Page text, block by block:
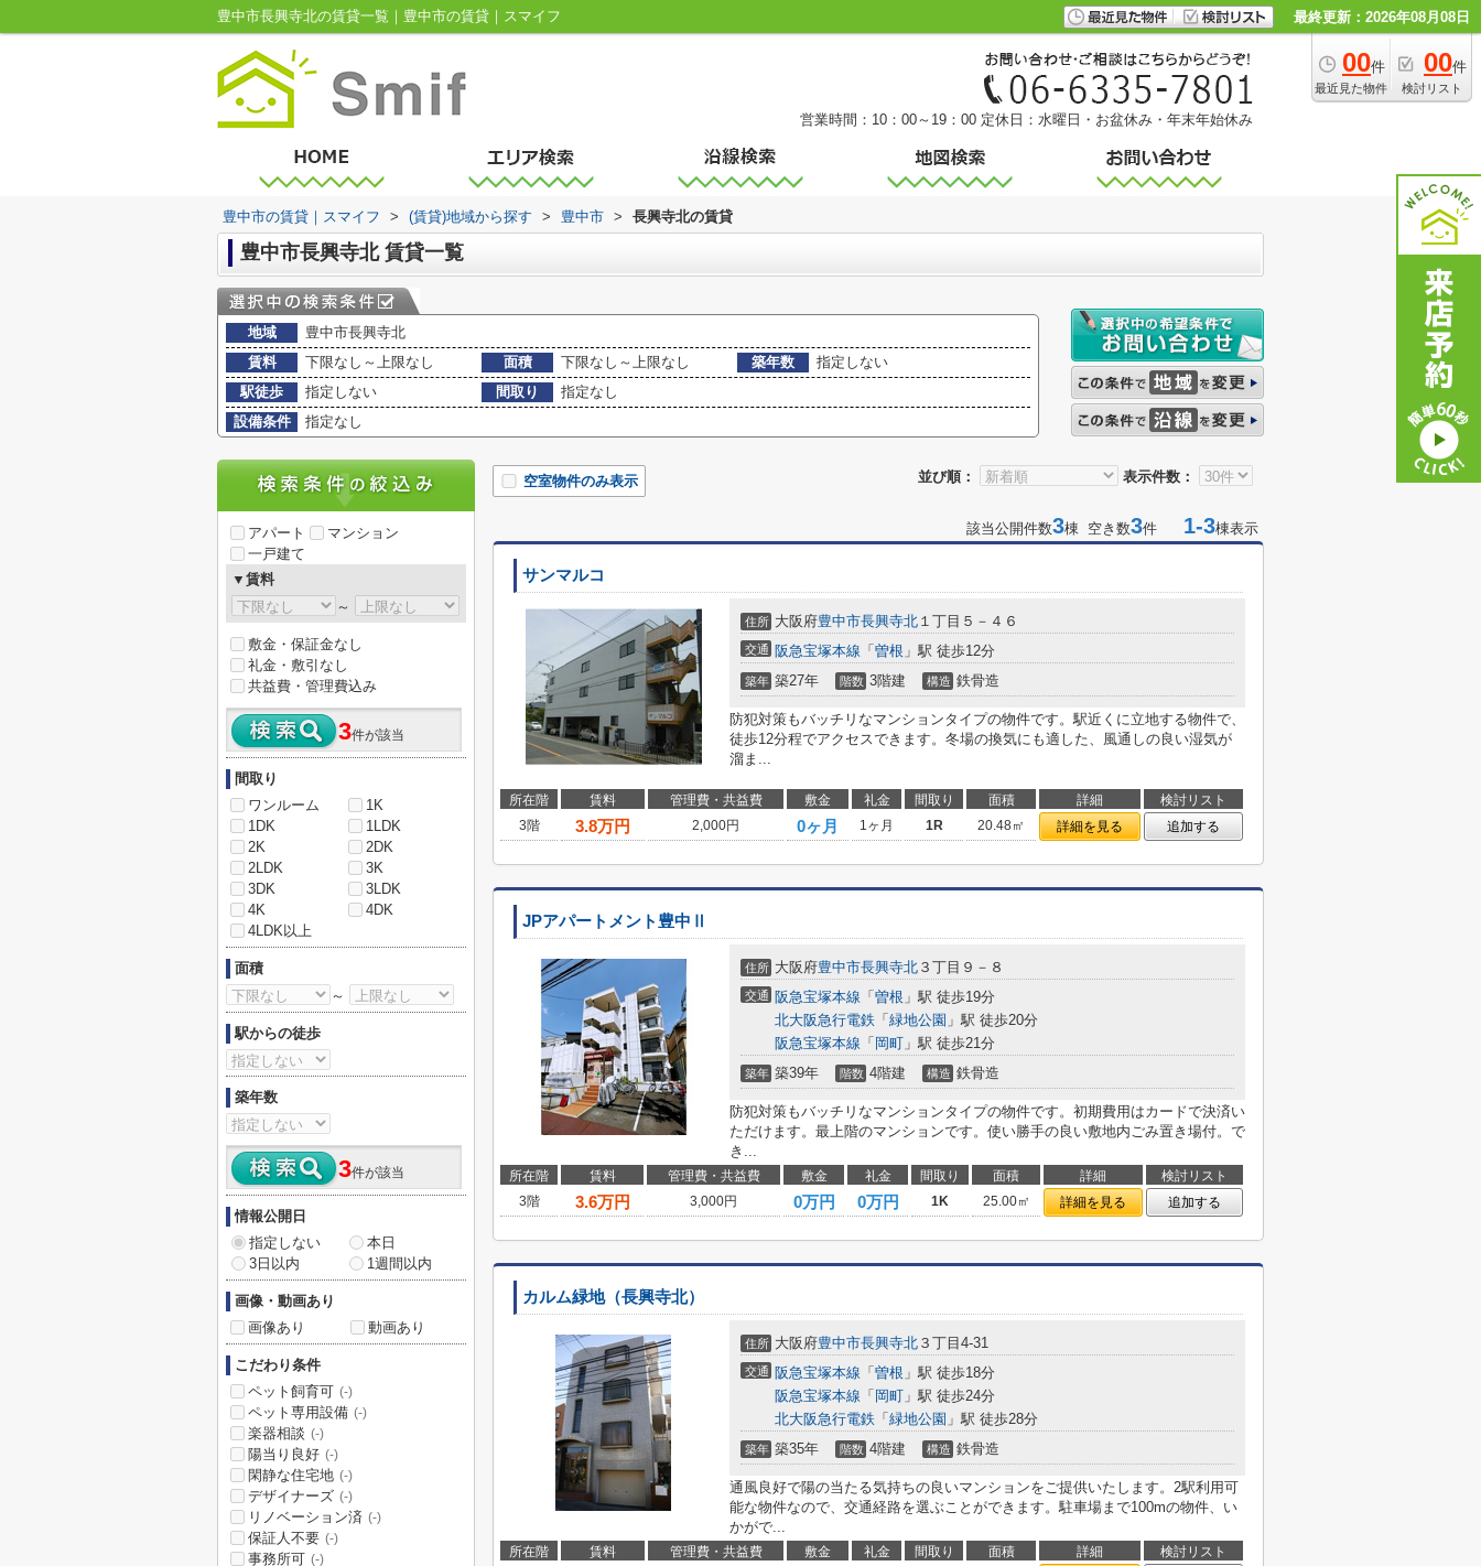
豊中市長興寺北の賃貸一覧｜豊中市の賃貸｜スマイフ 最終更新：2026年08月08日
00件
最近見た物件
00件
検討リスト
営業時間：10：00～19：00 定休日：水曜日・お盆休み・年末年始休み
豊中市の賃貸｜スマイフ > (賃貸)地域から探す > 豊中市 > 長興寺北の賃貸
豊中市長興寺北 賃貸一覧
地域
豊中市長興寺北
賃料
下限なし～上限なし 面積 下限なし～上限なし 築年数
指定しない
駅徒歩
指定しない 間取り
指定なし
設備条件
指定なし
並び順： 表示件数：
空室物件のみ表示
該当公開件数3棟 空き数3件 1-3棟表示
サンマルコ
住所 大阪府豊中市長興寺北 １丁目５－４６
交通 阪急宝塚本線 「 曽根 」駅 徒歩12分
築年 築27年 階数 3階建 構造 鉄骨造
防犯対策もバッチリなマンションタイプの物件です。駅近くに立地する物件で、
徒歩12分程でアクセスできます。冬場の換気にも適した、風通しの良い湿気が
溜ま...
所在階 賃料 管理費・共益費 敷金 礼金 間取り 面積 詳細
検討リスト
3階
3.8万円 2,000円 0ヶ月 1ヶ月 1R 20.48㎡ 詳細を見る 追加する
JPアパートメント豊中Ⅱ
住所 大阪府豊中市長興寺北 ３丁目９－８
交通 阪急宝塚本線 「 曽根 」駅 徒歩19分
北大阪急行電鉄 「 緑地公園 」駅 徒歩20分
阪急宝塚本線 「 岡町 」駅 徒歩21分
築年 築39年 階数 4階建 構造 鉄骨造
防犯対策もバッチリなマンションタイプの物件です。初期費用はカードで決済い
ただけます。最上階のマンションです。使い勝手の良い敷地内ごみ置き場付。で
き...
所在階 賃料 管理費・共益費 敷金 礼金 間取り 面積 詳細
検討リスト
3階
3.6万円 3,000円 0万円 0万円 1K 25.00㎡ 詳細を見る 追加する
カルム緑地（長興寺北）
住所 大阪府豊中市長興寺北 ３丁目4-31
交通 阪急宝塚本線 「 曽根 」駅 徒歩18分
阪急宝塚本線 「 岡町 」駅 徒歩24分
北大阪急行電鉄 「 緑地公園 」駅 徒歩28分
築年 築35年 階数 4階建 構造 鉄骨造
通風良好で陽の当たる気持ちの良いマンションをご提供いたします。2駅利用可
能な物件なので、交通経路を選ぶことができます。駐車場まで100mの物件、い
かがで...
所在階 賃料 管理費・共益費 敷金 礼金 間取り 面積 詳細
検討リスト
アパート
マンション
一戸建て
▼賃料
～
敷金・保証金なし
礼金・敷引なし
共益費・管理費込み
3件が該当
間取り
ワンルーム
1K
1DK
1LDK
2K
2DK
2LDK
3K
3DK
3LDK
4K
4DK
4LDK以上
面積
～
駅からの徒歩
築年数
3件が該当
情報公開日
指定しない
本日
3日以内
1週間以内
画像・動画あり
画像あり
動画あり
こだわり条件
ペット飼育可 (-)
ペット専用設備 (-)
楽器相談 (-)
陽当り良好 (-)
閑静な住宅地 (-)
デザイナーズ (-)
リノベーション済 (-)
保証人不要 (-)
事務所可 (-)